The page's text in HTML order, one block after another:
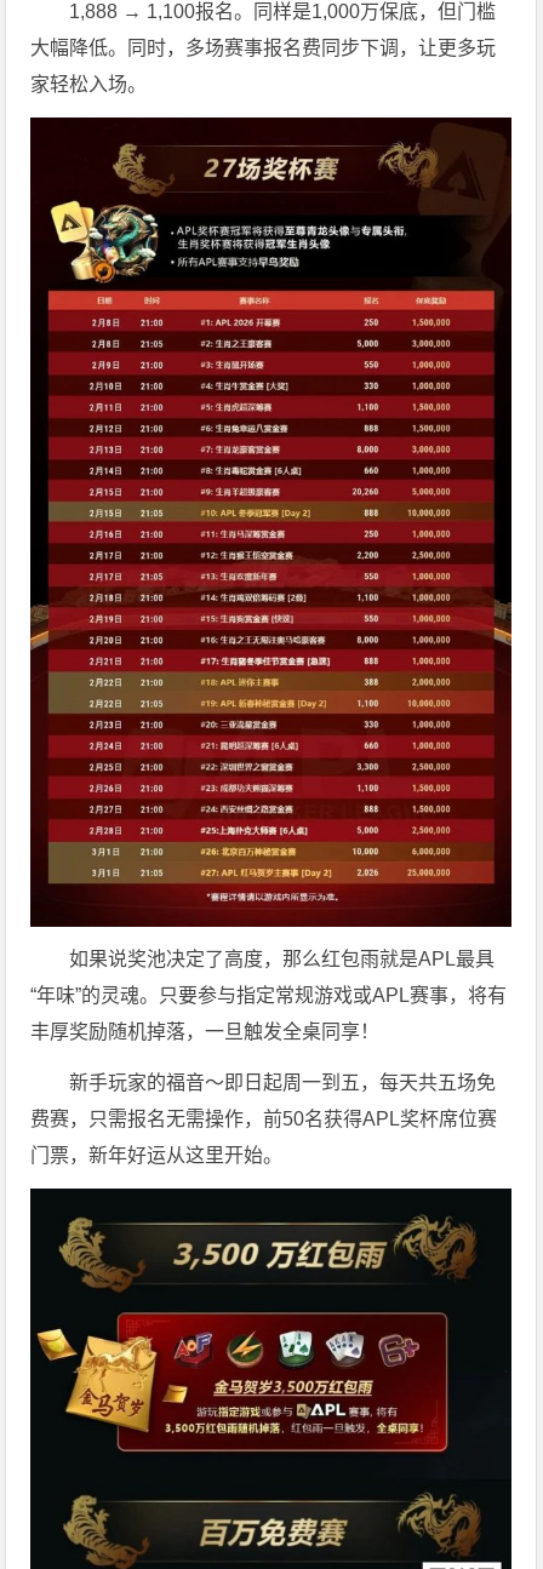
1,888 → 1,100报名。同样是1,000万保底，但门槛
大幅降低。同时，多场赛事报名费同步下调，让更多玩
家轻松入场。
如果说奖池决定了高度，那么红包雨就是APL最具
“年味”的灵魂。只要参与指定常规游戏或APL赛事，将有
丰厚奖励随机掉落，一旦触发全桌同享！
新手玩家的福音～即日起周一到五，每天共五场免
费赛，只需报名无需操作，前50名获得APL奖杯席位赛
门票，新年好运从这里开始。